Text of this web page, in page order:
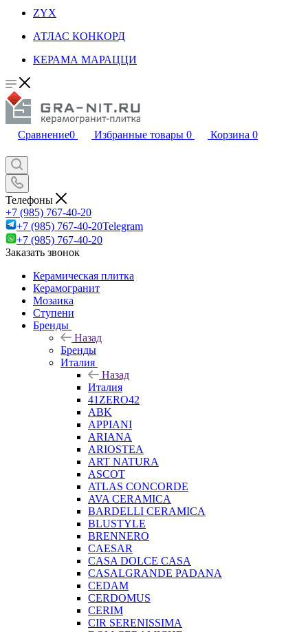
ZYX
АТЛАС КОНКОРД
КЕРАМА МАРАЦЦИ
Сравнение0 Избранные товары 0 Корзина 0
Телефоны
+7 (985) 767-40-20
+7 (985) 767-40-20Telegram
+7 (985) 767-40-20
Заказать звонок
Керамическая плитка
Керамогранит
Мозаика
Ступени
Бренды
Назад
Бренды
Италия
Назад
Италия
41ZERO42
ABK
APPIANI
ARIANA
ARIOSTEA
ART NATURA
ASCOT
ATLAS CONCORDE
AVA CERAMICA
BARDELLI CERAMICA
BLUSTYLE
BRENNERO
CAESAR
CASA DOLCE CASA
CASALGRANDE PADANA
CEDAM
CERDOMUS
CERIM
CIR SERENISSIMA